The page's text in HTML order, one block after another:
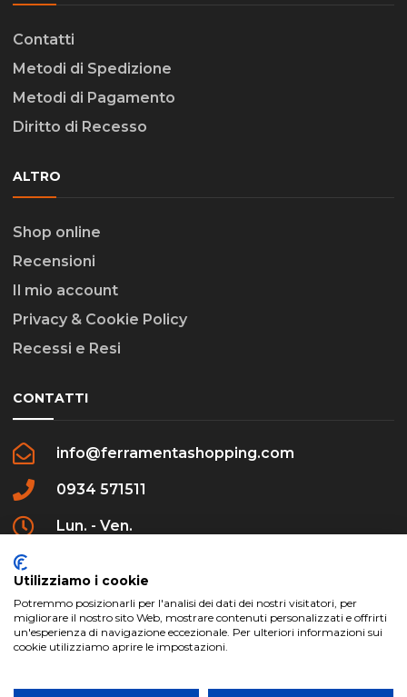
Contatti
Metodi di Spedizione
Metodi di Pagamento
Diritto di Recesso
ALTRO
Shop online
Recensioni
Il mio account
Privacy & Cookie Policy
Recessi e Resi
CONTATTI
info@ferramentashopping.com
0934 571511
Lun. - Ven.
Utilizziamo i cookie
Potremmo posizionarli per l'analisi dei dati dei nostri visitatori, per
migliorare il nostro sito Web, mostrare contenuti personalizzati e offrirti
un'esperienza di navigazione eccezionale. Per ulteriori informazioni sui
cookie utilizziamo aprire le impostazioni.